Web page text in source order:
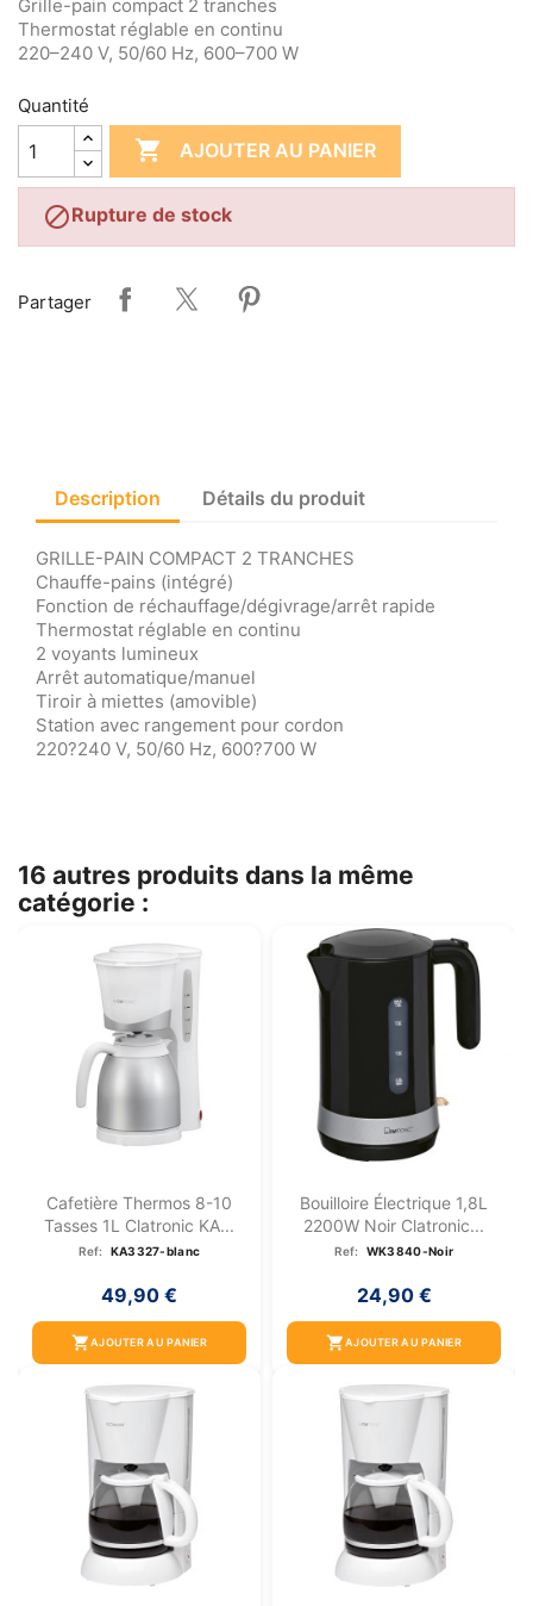
Grille-pain compact 2 tranches
Thermostat réglable en continu
220–240 V, 50/60 Hz, 600–700 W
Quantité
 AJOUTER AU PANIER
Rupture de stock
Partager
Description Détails du produit
GRILLE-PAIN COMPACT 2 TRANCHES
Chauffe-pains (intégré)
Fonction de réchauffage/dégivrage/arrêt rapide
Thermostat réglable en continu
2 voyants lumineux
Arrêt automatique/manuel
Tiroir à miettes (amovible)
Station avec rangement pour cordon
220?240 V, 50/60 Hz, 600?700 W
16 autres produits dans la même
catégorie :
Cafetière Thermos 8-10
Tasses 1L Clatronic KA...
Ref: KA3327-blanc
49,90 €
shopping_cartAJOUTER AU PANIER
Bouilloire Électrique 1,8L
2200W Noir Clatronic...
Ref: WK3840-Noir
24,90 €
shopping_cartAJOUTER AU PANIER